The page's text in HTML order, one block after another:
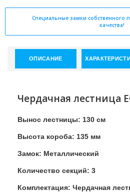
Специальные замки собственного
качества!
ОПИСАНИЕ
Чердачная лестница
Вынос лестницы: 130 см
Высота короба: 135 мм
Замок: Металлический
Количество секций: 3
Комплектация: Чердачная